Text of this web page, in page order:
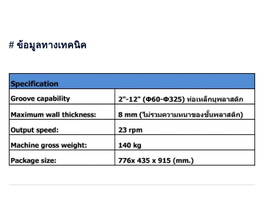
# ข้อมูลทางเทคนิค